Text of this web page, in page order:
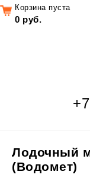
Лодочный
(Водомет)
Корзина пуста
0 руб.